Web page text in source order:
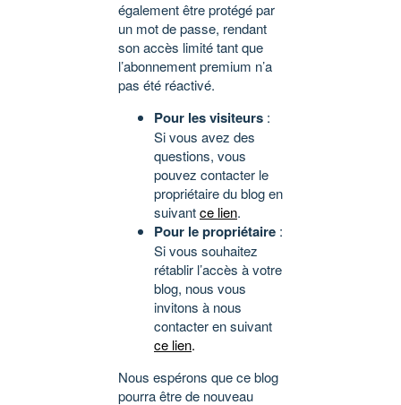
également être protégé par
un mot de passe, rendant
son accès limité tant que
l’abonnement premium n’a
pas été réactivé.
Pour les visiteurs :
Si vous avez des
questions, vous
pouvez contacter le
propriétaire du blog en
suivantce lien.
Pour le propriétaire :
Si vous souhaitez
rétablir l’accès à votre
blog, nous vous
invitons à nous
contacter en suivant
ce lien.
Nous espérons que ce blog
pourra être de nouveau